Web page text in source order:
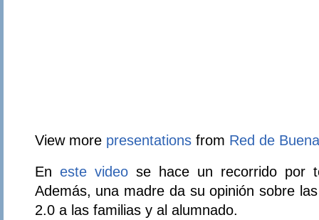
View more presentationsfrom Red de
En este videose hace un recorrido por
Además, una madre da su opinión sobre
2.0 a las familias y al alumnado.